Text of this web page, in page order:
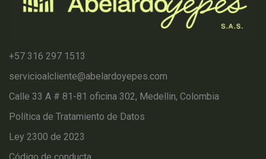
+57 316 297 1513
servicioalcliente@abelardoyepes.com
Calle 33 A # 81-81 oficina 302, Medellin, Colombia
Política de Tratamiento de Datos
Ley 2300 de 2023